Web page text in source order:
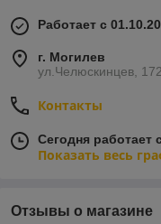
Работает с
г. Могилев
ул.Челюскинцев,
Контакты
Сегодня работает
Показать весь
Отзывы о магазине